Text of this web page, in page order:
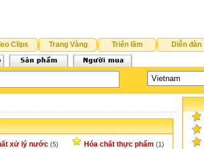
Clips Trang Vàng Triển lãm Diễn đàn
xử lý nước (5) Hóa chất thực phẩm (1)